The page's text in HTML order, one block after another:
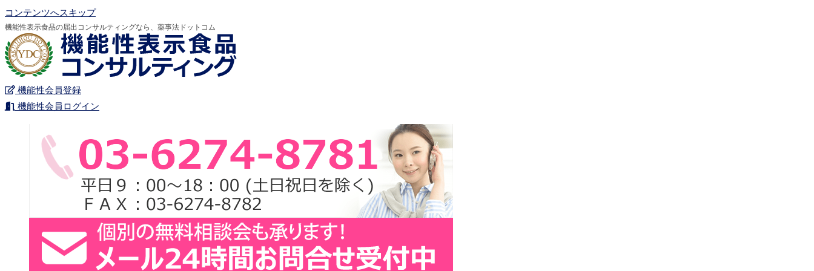
コンテンツへスキップ
機能性表示食品の届出コンサルティングなら、薬事法ドットコム
機能性会員登録
機能性会員ログイン